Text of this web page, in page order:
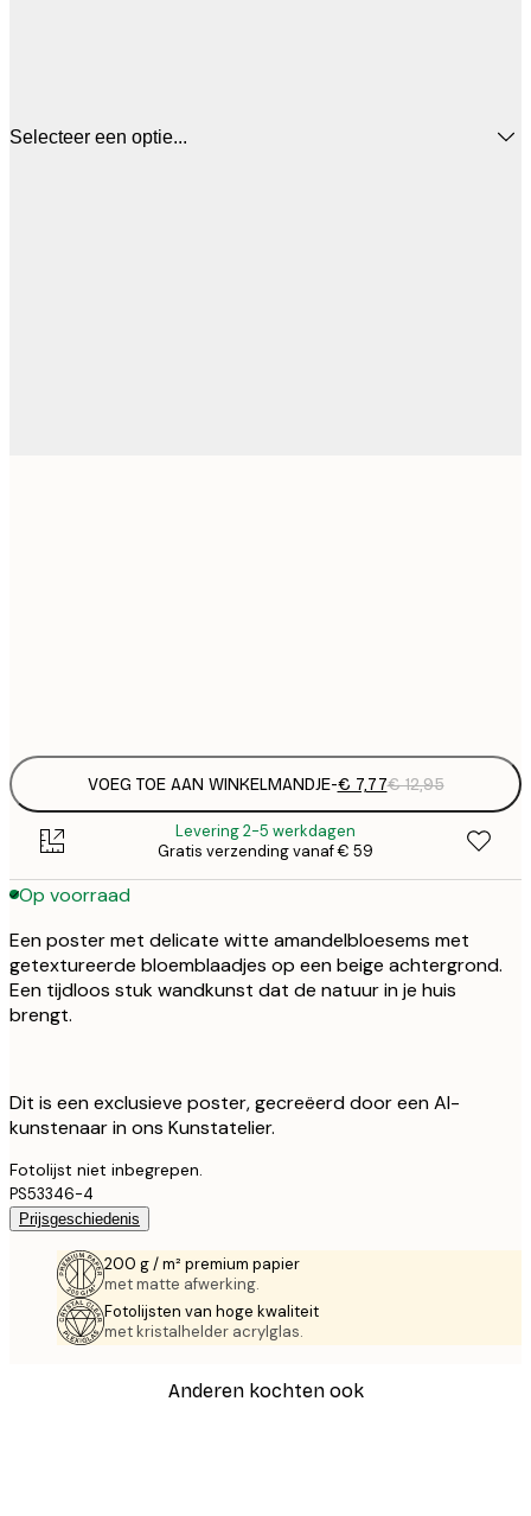
Selecteer een optie...
VOEG TOE AAN WINKELMANDJE-€ 7,77€ 12,95
Levering 2-5 werkdagen
Gratis verzending vanaf € 59
Op voorraad
Een poster met delicate witte amandelbloesems met
getextureerde bloemblaadjes op een beige achtergrond.
Een tijdloos stuk wandkunst dat de natuur in je huis
brengt.
Dit is een exclusieve poster, gecreëerd door een AI-
kunstenaar in ons Kunstatelier.
Fotolijst niet inbegrepen.
PS53346-4
Prijsgeschiedenis
200 g / m² premium papier
met matte afwerking.
Fotolijsten van hoge kwaliteit
met kristalhelder acrylglas.
Anderen kochten ook